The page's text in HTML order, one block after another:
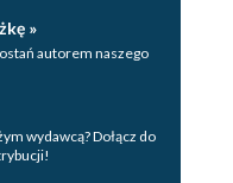
»
autorem naszego
wydawcą? Dołącz do